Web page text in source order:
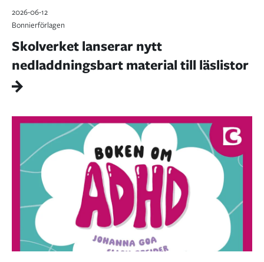
2026-06-12
Bonnierförlagen
Skolverket lanserar nytt
nedladdningsbart material till läslistor